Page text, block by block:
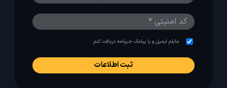
مایلم ایمیل و یا پیامک خبرنامه دریافت کنم.